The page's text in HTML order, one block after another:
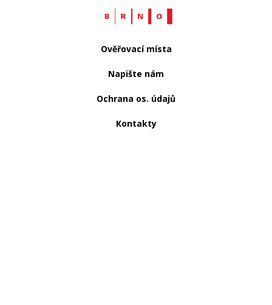
Web
Ověřovací místa
Napište nám
Ochrana os. údajů
Kontakty